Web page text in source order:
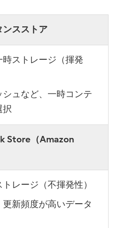
スストア
ストレージ（揮発
ュなど、一時コンテ
択
Store（Amazon
レージ（不揮発性）
新頻度が高いデータ